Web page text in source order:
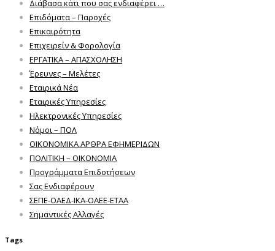
Διάβασα κάτι που σας ενδιαφέρει …
Επιδόματα – Παροχές
Επικαιρότητα
Επιχειρείν & Φορολογία
ΕΡΓΑΤΙΚΑ – ΑΠΑΣΧΟΛΗΣΗ
Έρευνες – Μελέτες
Εταιρικά Νέα
Εταιρικές Υπηρεσίες
Ηλεκτρονικές Υπηρεσίες
Νόμοι – ΠΟΛ
ΟΙΚΟΝΟΜΙΚΑ ΑΡΘΡΑ ΕΦΗΜΕΡΙΔΩΝ
ΠΟΛΙΤΙΚΗ – ΟΙΚΟΝΟΜΙΑ
Προγράμματα Επιδοτήσεων
Σας Ενδιαφέρουν
ΣΕΠΕ-ΟΑΕΔ-ΙΚΑ-ΟΑΕΕ-ΕΤΑΑ
Σημαντικές Αλλαγές
Tags